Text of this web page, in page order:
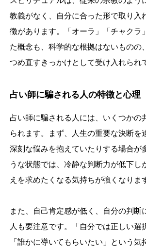
教義がなく、自分に合った形で取り入
徴があります。「オーラ」「チャクラ
た概念も、科学的な根拠はないものの
つめ直すきっかけとして受け入れられ
占い師に騙される人の特徴と心理
占い師に騙される人には、いくつかの
られます。まず、人生の重要な決断を
深刻な悩みを抱えていたりする場合が
うな状態では、冷静な判断力が低下し
えを求めたくなる気持ちが強くなりま
また、自己肯定感が低く、自分の判断
人も要注意です。「自分では正しい選
「誰かに導いてもらいたい」という気